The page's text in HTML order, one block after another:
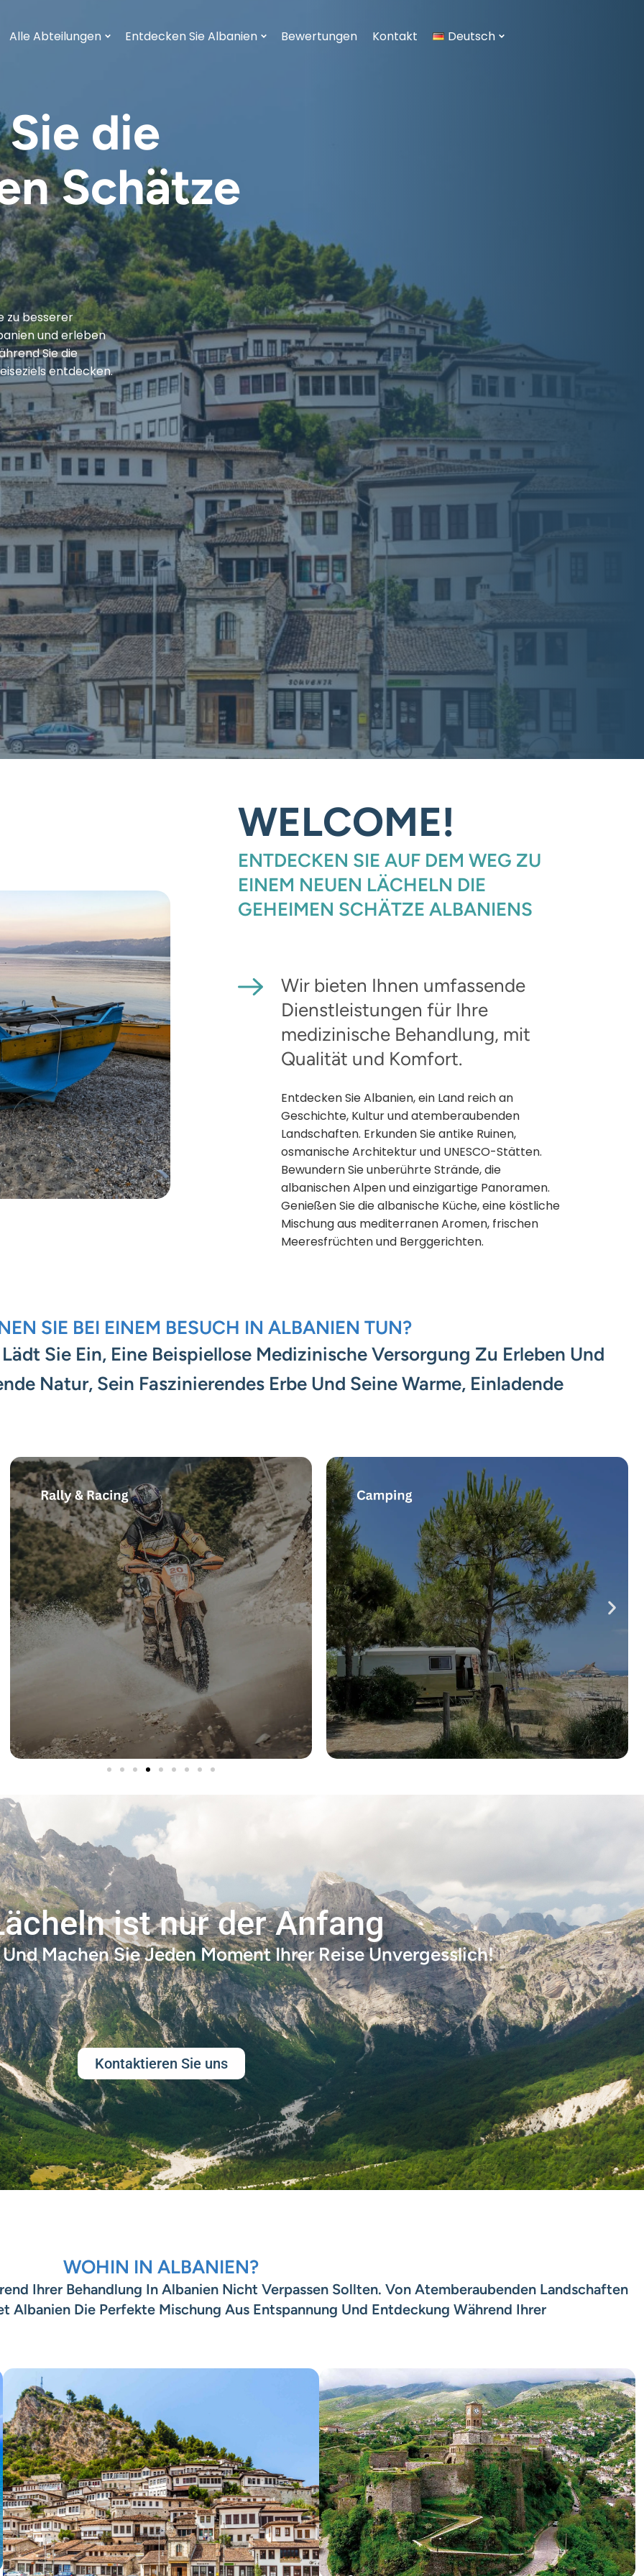
Alle Abteilungen Entdecken Sie Albanien Bewertungen Kontakt Deutsch
die
Schätze
zu besserer
und erleben
Sie die
entdecken.
WELCOME!
ENTDECKEN SIE AUF DEM WEG ZU
EINEM NEUEN LÄCHELN DIE
GEHEIMEN SCHÄTZE ALBANIENS
Wir bieten Ihnen umfassende
Dienstleistungen für Ihre
medizinische Behandlung, mit
Qualität und Komfort.
Entdecken Sie Albanien, ein Land reich an
Geschichte, Kultur und atemberaubenden
Landschaften. Erkunden Sie antike Ruinen,
osmanische Architektur und UNESCO-Stätten.
Bewundern Sie unberührte Strände, die
albanischen Alpen und einzigartige Panoramen.
Genießen Sie die albanische Küche, eine köstliche
Mischung aus mediterranen Aromen, frischen
Meeresfrüchten und Berggerichten.
SIE BEI ​​EINEM BESUCH IN ALBANIEN TUN?
Sie Ein, Eine Beispiellose Medizinische Versorgung Zu Erleben Und
Natur, Sein Faszinierendes Erbe Und Seine Warme, Einladende
ist nur der Anfang
Machen Sie Jeden Moment Ihrer Reise Unvergesslich!
Kontaktieren Sie uns
WOHIN IN ALBANIEN?
Ihrer Behandlung In Albanien Nicht Verpassen Sollten. Von Atemberaubenden Landschaften
Albanien Die Perfekte Mischung Aus Entspannung Und Entdeckung Während Ihrer